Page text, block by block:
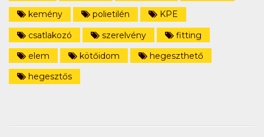
kemény
polietilén
KPE
csatlakozó
szerelvény
fitting
elem
kötőidom
hegeszthető
hegesztős